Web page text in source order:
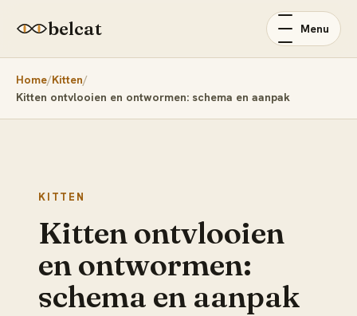
belcat Menu
Home Kitten
Kitten ontvlooien en ontwormen: schema en aanpak
KITTEN
Kitten ontvlooien
en ontwormen:
schema en aanpak